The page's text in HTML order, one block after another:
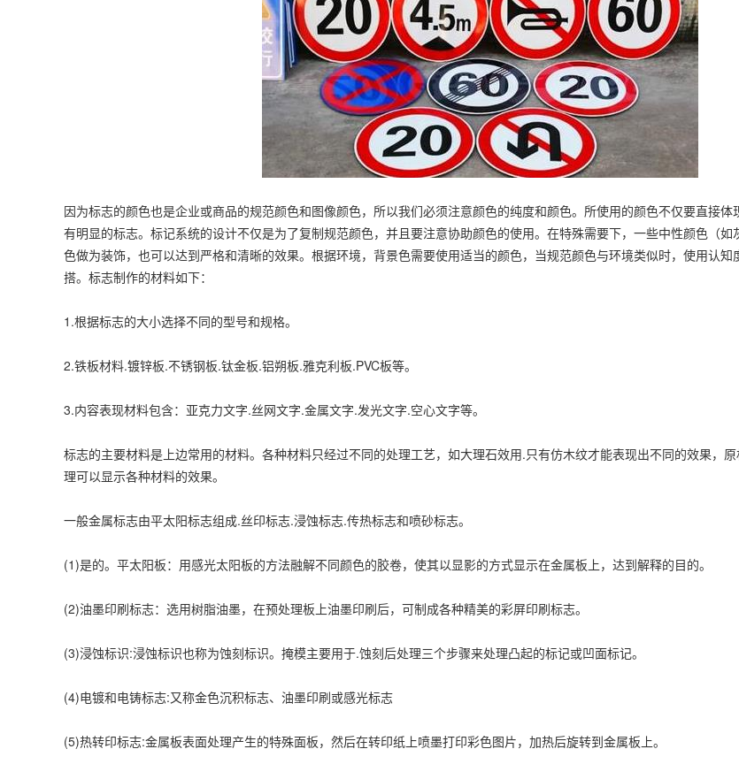
因为标志的颜色也是企业或商品的规范颜色和图像颜色，所以我们必须注意颜色的纯度和颜色。所使用的颜色不仅要直接
有明显的标志。标记系统的设计不仅是为了复制规范颜色，并且要注意协助颜色的使用。在特殊需要下，一些中性颜色（
色做为装饰，也可以达到严格和清晰的效果。根据环境，背景色需要使用适当的颜色，当规范颜色与环境类似时，使用认
搭。标志制作的材料如下：
1.根据标志的大小选择不同的型号和规格。
2.铁板材料.镀锌板.不锈钢板.钛金板.铝朔板.雅克利板.PVC板等。
3.内容表现材料包含：亚克力文字.丝网文字.金属文字.发光文字.空心文字等。
标志的主要材料是上边常用的材料。各种材料只经过不同的处理工艺，如大理石效用.只有仿木纹才能表现出不同的效果，
理可以显示各种材料的效果。
一般金属标志由平太阳标志组成.丝印标志.浸蚀标志.传热标志和喷砂标志。
(1)是的。平太阳板：用感光太阳板的方法融解不同颜色的胶卷，使其以显影的方式显示在金属板上，达到解释的目的。
(2)油墨印刷标志：选用树脂油墨，在预处理板上油墨印刷后，可制成各种精美的彩屏印刷标志。
(3)浸蚀标识:浸蚀标识也称为蚀刻标识。掩模主要用于.蚀刻后处理三个步骤来处理凸起的标记或凹面标记。
(4)电镀和电铸标志:又称金色沉积标志、油墨印刷或感光标志
(5)热转印标志:金属板表面处理产生的特殊面板，然后在转印纸上喷墨打印彩色图片，加热后旋转到金属板上。